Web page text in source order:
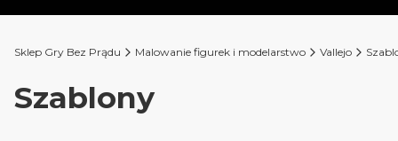
Sklep Gry Bez Prądu Malowanie figurek i modelarstwo Vallejo
Szablony